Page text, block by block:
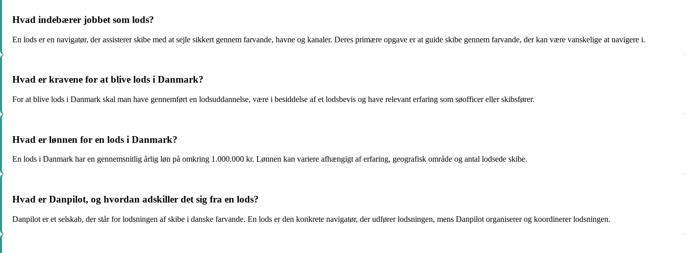
Hvad indebærer jobbet som lods?
En lods er en navigatør, der assisterer skibe med at sejle sikkert gennem farvande, havne og kanaler. Deres primære opgave er at guide skibe gennem farvande, der kan være vanskelige at navigere i.
Hvad er kravene for at blive lods i Danmark?
For at blive lods i Danmark skal man have gennemført en lodsuddannelse, være i besiddelse af et lodsbevis og have relevant erfaring som søofficer eller skibsfører.
Hvad er lønnen for en lods i Danmark?
En lods i Danmark har en gennemsnitlig årlig løn på omkring 1.000.000 kr. Lønnen kan variere afhængigt af erfaring, geografisk område og antal lodsede skibe.
Hvad er Danpilot, og hvordan adskiller det sig fra en lods?
Danpilot er et selskab, der står for lodsningen af skibe i danske farvande. En lods er den konkrete navigatør, der udfører lodsningen, mens Danpilot organiserer og koordinerer lodsningen.